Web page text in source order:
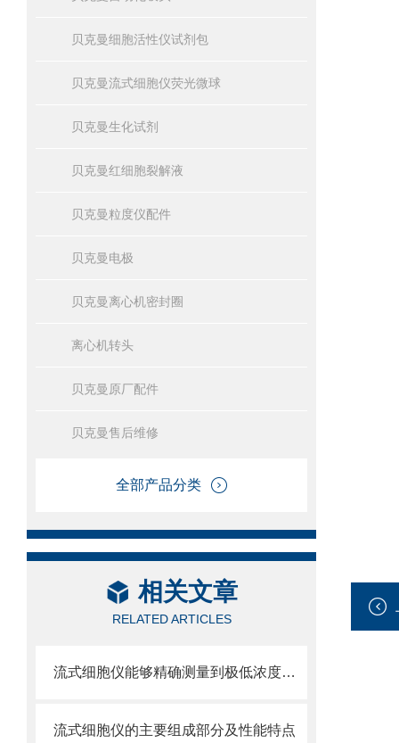
贝克曼细胞活性仪试剂包
贝克曼流式细胞仪荧光微球
贝克曼生化试剂
贝克曼红细胞裂解液
贝克曼粒度仪配件
贝克曼电极
贝克曼离心机密封圈
离心机转头
贝克曼原厂配件
贝克曼售后维修
全部产品分类
相关文章
RELATED ARTICLES
流式细胞仪能够精确测量到极低浓度的标记物
流式细胞仪的主要组成部分及性能特点